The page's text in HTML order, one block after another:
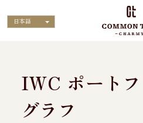
日本語
IWC ポート
グラフ